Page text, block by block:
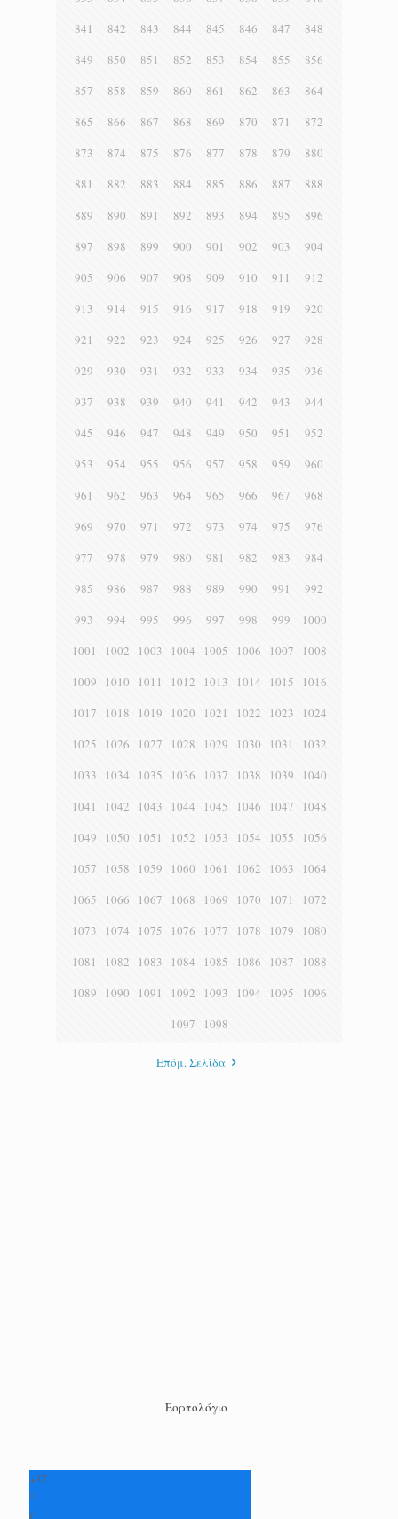
841
842 843 844 845 846 847
848
849
850 851 852 853 854 855
856
857
858 859 860 861 862 863
864
865
866 867 868 869 870 871
872
873
874 875 876 877 878 879
880
881
882 883 884 885 886 887
888
889
890 891 892 893 894 895
896
897
898 899 900 901 902 903
904
905
906 907 908 909 910 911
912
913
914 915 916 917 918 919
920
921
922 923 924 925 926 927
928
929
930 931 932 933 934 935
936
937
938 939 940 941 942 943
944
945
946 947 948 949 950 951
952
953
954 955 956 957 958 959
960
961
962 963 964 965 966 967
968
969
970 971 972 973 974 975
976
977
978 979 980 981 982 983
984
985
986 987 988 989 990 991
992
993
994 995 996 997 998 999
1000
1001
1002 1003 1004 1005 1006 1007
1008
1009
1010 1011 1012 1013 1014 1015
1016
1017
1018 1019 1020 1021 1022 1023
1024
1025
1026 1027 1028 1029 1030 1031
1032
1033
1034 1035 1036 1037 1038 1039
1040
1041
1042 1043 1044 1045 1046 1047
1048
1049
1050 1051 1052 1053 1054 1055
1056
1057
1058 1059 1060 1061 1062 1063
1064
1065
1066 1067 1068 1069 1070 1071
1072
1073
1074 1075 1076 1077 1078 1079
1080
1081
1082 1083 1084 1085 1086 1087
1088
1089
1090 1091 1092 1093 1094 1095
1096
1097
1098
Επόμ. Σελίδα
Εορτολόγιο
+37
°